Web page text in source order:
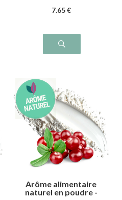
7.65 €
Arôme alimentaire
naturel en poudre -